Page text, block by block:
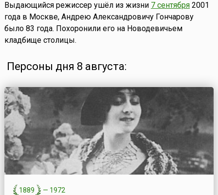
Выдающийся режиссер ушёл из жизни 7 сентября2001
года в Москве, Андрею Александровичу Гончарову
было 83 года. Похоронили его на Новодевичьем
кладбище столицы.
Персоны дня 8 августа:
1889 — 1972